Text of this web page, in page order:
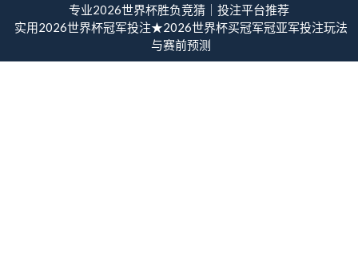
专业2026世界杯胜负竞猜｜投注平台推荐
实用2026世界杯冠军投注★2026世界杯买冠军冠亚军投注玩法
与赛前预测